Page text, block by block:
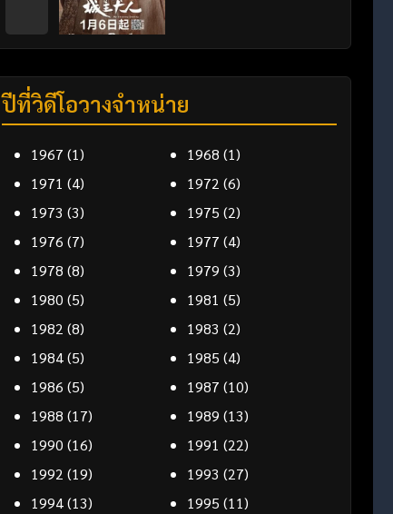
ปีที่วิดีโอวางจำหน่าย
1967 (1) 1968 (1)
1971 (4) 1972 (6)
1973 (3) 1975 (2)
1976 (7) 1977 (4)
1978 (8) 1979 (3)
1980 (5) 1981 (5)
1982 (8) 1983 (2)
1984(5) 1985 (4)
1986 (5) 1987 (10)
1988 (17) 1989 (13)
1990 (16) 1991 (22)
1992 (19) 1993 (27)
1994(13) 1995 (11)